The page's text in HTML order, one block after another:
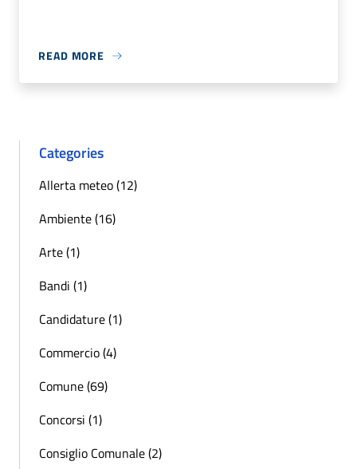
READ MORE
Categories
Allerta meteo (12)
Ambiente (16)
Arte (1)
Bandi (1)
Candidature (1)
Commercio (4)
Comune (69)
Concorsi (1)
Consiglio Comunale (2)